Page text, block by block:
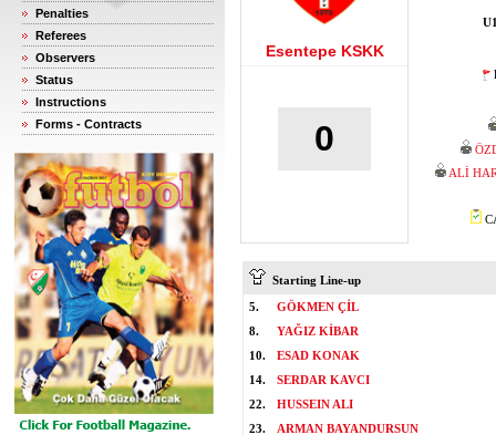
Penalties
Referees
Observers
Status
Instructions
Forms - Contracts
Esentepe KSKK
0
ALİ
Starting Line-up
5.
GÖKMEN ÇİL
8.
YAĞIZ KİBAR
10.
ESAD KONAK
14.
SERDAR KAVCI
22.
HUSSEIN ALI
23.
ARMAN BAYANDURSUN